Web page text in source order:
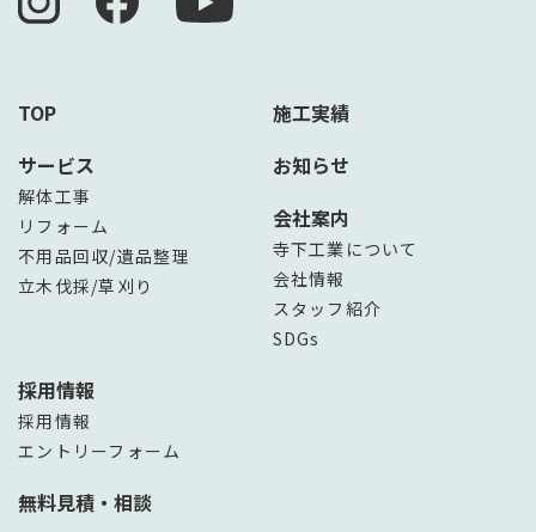
TOP
サービス
解体工事
リフォーム
不用品回収/遺品整理
立木伐採/草刈り
施工実績
お知らせ
会社案内
寺下工業について
会社情報
スタッフ紹介
SDGs
採用情報
採用情報
エントリーフォーム
無料見積・相談